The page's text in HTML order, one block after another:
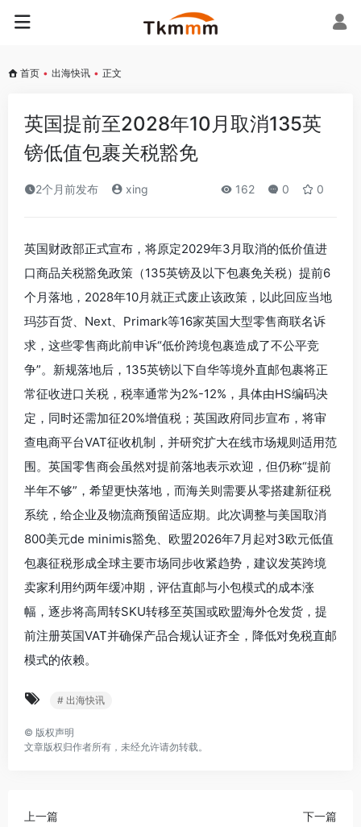
首页 • 出海快讯 • 正文
英国提前至2028年10月取消135英
镑低值包裹关税豁免
2个月前发布 xing 162 0 0
英国财政部正式宣布，将原定2029年3月取消的低价值进
口商品关税豁免政策（135英镑及以下包裹免关税）提前6
个月落地，2028年10月就正式废止该政策，以此回应当地
玛莎百货、Next、Primark等16家英国大型零售商联名诉
求，这些零售商此前申诉“低价跨境包裹造成了不公平竞
争”。新规落地后，135英镑以下自华等境外直邮包裹将正
常征收进口关税，税率通常为2%-12%，具体由HS编码决
定，同时还需加征20%增值税；英国政府同步宣布，将审
查电商平台VAT征收机制，并研究扩大在线市场规则适用范
围。英国零售商会虽然对提前落地表示欢迎，但仍称“提前
半年不够”，希望更快落地，而海关则需要从零搭建新征税
系统，给企业及物流商预留适应期。此次调整与美国取消
800美元de minimis豁免、欧盟2026年7月起对3欧元低值
包裹征税形成全球主要市场同步收紧趋势，建议发英跨境
卖家利用约两年缓冲期，评估直邮与小包模式的成本涨
幅，逐步将高周转SKU转移至英国或欧盟海外仓发货，提
前注册英国VAT并确保产品合规认证齐全，降低对免税直邮
模式的依赖。
# 出海快讯
© 版权声明
文章版权归作者所有，未经允许请勿转载。
上一篇 下一篇